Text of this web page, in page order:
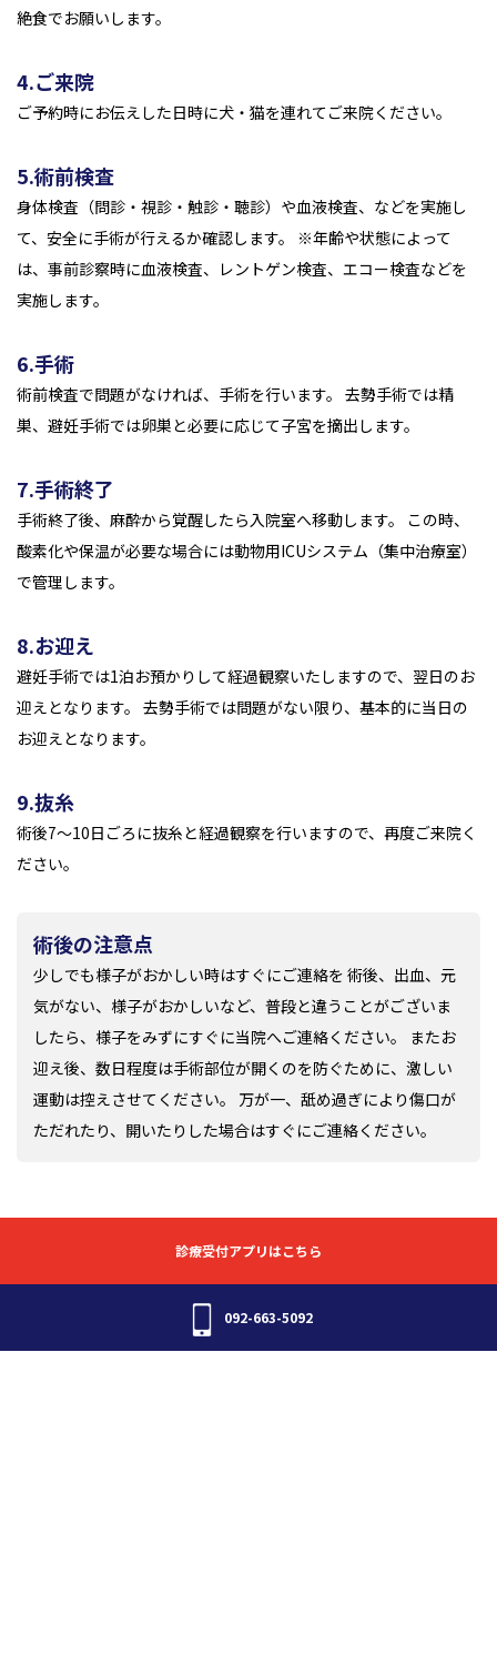
絶食でお願いします。
4.ご来院
ご予約時にお伝えした日時に犬・猫を連れてご来院ください。
5.術前検査
身体検査（問診・視診・触診・聴診）や血液検査、などを実施し
て、安全に手術が行えるか確認します。 ※年齢や状態によって
は、事前診察時に血液検査、レントゲン検査、エコー検査などを
実施します。
6.手術
術前検査で問題がなければ、手術を行います。 去勢手術では精
巣、避妊手術では卵巣と必要に応じて子宮を摘出します。
7.手術終了
手術終了後、麻酔から覚醒したら入院室へ移動します。 この時、
酸素化や保温が必要な場合には動物用ICUシステム（集中治療室）
で管理します。
8.お迎え
避妊手術では1泊お預かりして経過観察いたしますので、翌日のお
迎えとなります。 去勢手術では問題がない限り、基本的に当日の
お迎えとなります。
9.抜糸
術後7～10日ごろに抜糸と経過観察を行いますので、再度ご来院く
ださい。
術後の注意点
少しでも様子がおかしい時はすぐにご連絡を 術後、出血、元
気がない、様子がおかしいなど、普段と違うことがございま
したら、様子をみずにすぐに当院へご連絡ください。 またお
迎え後、数日程度は手術部位が開くのを防ぐために、激しい
運動は控えさせてください。 万が一、舐め過ぎにより傷口が
ただれたり、開いたりした場合はすぐにご連絡ください。
診療受付アプリはこちら
092-663-5092